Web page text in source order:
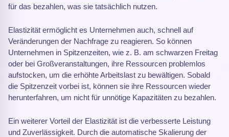
für das bezahlen, was sie tatsächlich nutzen.
Elastizität ermöglicht es Unternehmen auch, schnell auf
Veränderungen der Nachfrage zu reagieren. So können
Unternehmen in Spitzenzeiten, wie z. B. am schwarzen Freitag
oder bei Großveranstaltungen, ihre Ressourcen problemlos
aufstocken, um die erhöhte Arbeitslast zu bewältigen. Sobald
die Spitzenzeit vorbei ist, können sie ihre Ressourcen wieder
herunterfahren, um nicht für unnötige Kapazitäten zu bezahlen.
Ein weiterer Vorteil der Elastizität ist die verbesserte Leistung
und Zuverlässigkeit. Durch die automatische Skalierung der